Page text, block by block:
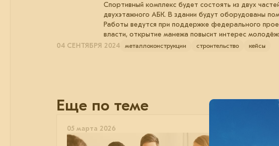
Спортивный комплекс будет состоять из двух
двухэтажного АБК. В здании будут оборудованы
Работы ведутся при поддержке федерального
власти, открытие манежа повысит интерес
04 СЕНТЯБРЯ 2024
металлоконструкции строительство кейсы
Еще по теме
05 марта 2026 14